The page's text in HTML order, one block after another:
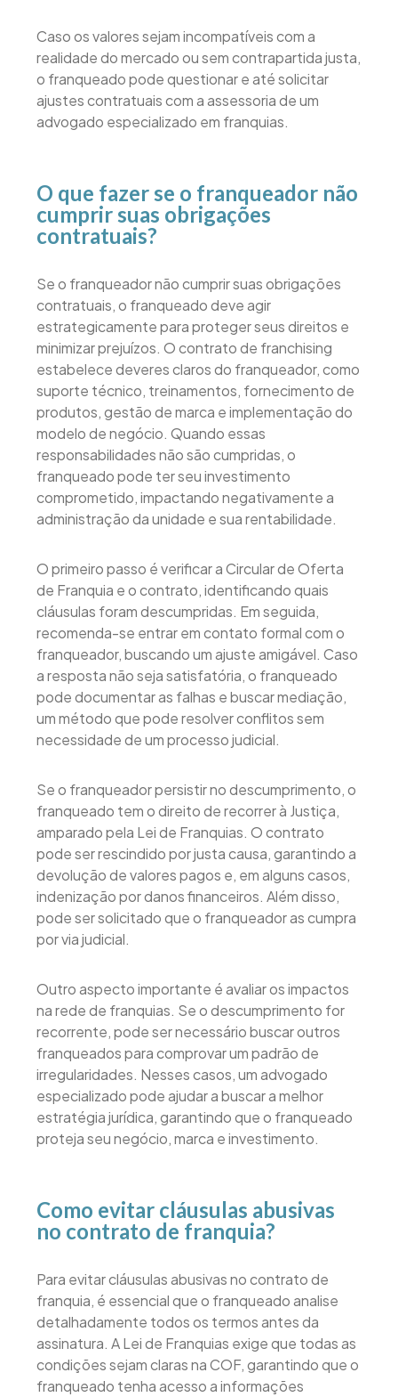
Caso os valores sejam incompatíveis com a
realidade do mercado ou sem contrapartida justa,
o franqueado pode questionar e até solicitar
ajustes contratuais com a assessoria de um
advogado especializado em franquias.
O que fazer se o franqueador não
cumprir suas obrigações
contratuais?
Se o franqueador não cumprir suas obrigações
contratuais, o franqueado deve agir
estrategicamente para proteger seus direitos e
minimizar prejuízos. O contrato de franchising
estabelece deveres claros do franqueador, como
suporte técnico, treinamentos, fornecimento de
produtos, gestão de marca e implementação do
modelo de negócio. Quando essas
responsabilidades não são cumpridas, o
franqueado pode ter seu investimento
comprometido, impactando negativamente a
administração da unidade e sua rentabilidade.
O primeiro passo é verificar a Circular de Oferta
de Franquia e o contrato, identificando quais
cláusulas foram descumpridas. Em seguida,
recomenda-se entrar em contato formal com o
franqueador, buscando um ajuste amigável. Caso
a resposta não seja satisfatória, o franqueado
pode documentar as falhas e buscar mediação,
um método que pode resolver conflitos sem
necessidade de um processo judicial.
Se o franqueador persistir no descumprimento, o
franqueado tem o direito de recorrer à Justiça,
amparado pela Lei de Franquias. O contrato
pode ser rescindido por justa causa, garantindo a
devolução de valores pagos e, em alguns casos,
indenização por danos financeiros. Além disso,
pode ser solicitado que o franqueador as cumpra
por via judicial.
Outro aspecto importante é avaliar os impactos
na rede de franquias. Se o descumprimento for
recorrente, pode ser necessário buscar outros
franqueados para comprovar um padrão de
irregularidades. Nesses casos, um advogado
especializado pode ajudar a buscar a melhor
estratégia jurídica, garantindo que o franqueado
proteja seu negócio, marca e investimento.
Como evitar cláusulas abusivas
no contrato de franquia?
Para evitar cláusulas abusivas no contrato de
franquia, é essencial que o franqueado analise
detalhadamente todos os termos antes da
assinatura. A Lei de Franquias exige que todas as
condições sejam claras na COF, garantindo que o
franqueado tenha acesso a informações